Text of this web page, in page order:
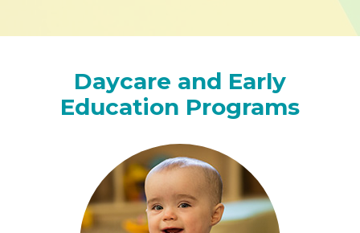
Daycare and Early
Education Programs